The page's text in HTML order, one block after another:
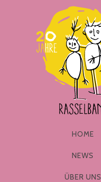
HOME
NEWS
ÜBER UNS